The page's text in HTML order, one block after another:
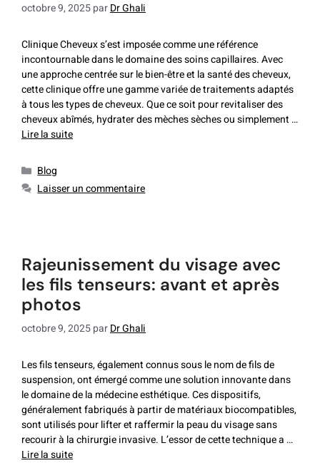
octobre 9, 2025parDr Ghali
Clinique Cheveux s’est imposée comme une référence
incontournable dans le domaine des soins capillaires. Avec
une approche centrée sur le bien-être et la santé des cheveux,
cette clinique offre une gamme variée de traitements adaptés
à tous les types de cheveux. Que ce soit pour revitaliser des
cheveux abîmés, hydrater des mèches sèches ou simplement …
Lire la suite
Blog
Laisser un commentaire
rajeunissement du visage avec
les fils tenseurs: avant et après
photos
octobre 9, 2025parDr Ghali
Les fils tenseurs, également connus sous le nom de fils de
suspension, ont émergé comme une solution innovante dans
le domaine de la médecine esthétique. Ces dispositifs,
généralement fabriqués à partir de matériaux biocompatibles,
sont utilisés pour lifter et raffermir la peau du visage sans
recourir à la chirurgie invasive. L’essor de cette technique a …
Lire la suite